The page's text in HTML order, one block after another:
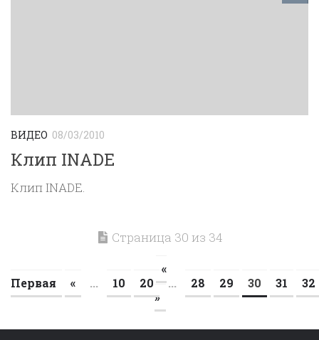
ВИДЕО 08/03/2010
Клип INADE
Клип INADE.
Страница 30 из 34
«
Первая
« ... 10 20 ... 28 29 30 31
32
»